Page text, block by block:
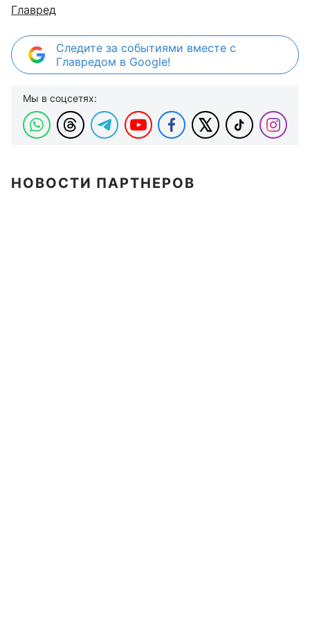
Главред
Следите за событиями вместе с
Главредом в Google!
Мы в соцсетях:
НОВОСТИ ПАРТНЕРОВ